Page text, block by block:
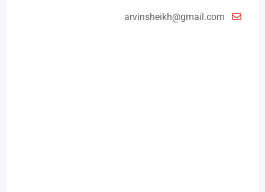
arvinsheikh@gmail.com